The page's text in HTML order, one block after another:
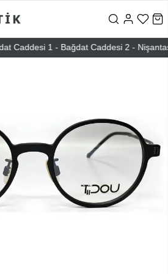
Caddesi 1 - Bağdat Caddesi 2 - Nişantaşı